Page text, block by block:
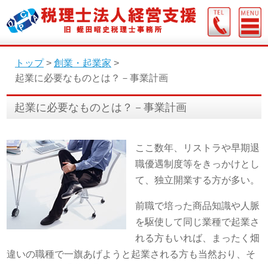
トップ> 創業・起業家 >
起業に必要なものとは？－事業計画
起業に必要なものとは？－事業計画
ここ数年、リストラや早期退
職優遇制度等をきっかけとし
て、独立開業する方が多い。
前職で培った商品知識や人脈
を駆使して同じ業種で起業さ
れる方もいれば、まったく畑
違いの職種で一旗あげようと起業される方も当然おり、そ